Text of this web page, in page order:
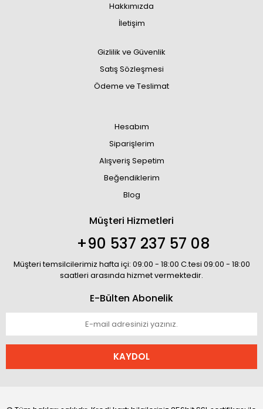
Hakkımızda
İletişim
Gizlilik ve Güvenlik
Satış Sözleşmesi
Ödeme ve Teslimat
Hesabım
Siparişlerim
Alışveriş Sepetim
Beğendiklerim
Blog
Müşteri Hizmetleri
+90 537 237 57 08
Müşteri temsilcilerimiz hafta içi: 09:00 - 18:00 C.tesi 09:00 - 18:00
saatleri arasında hizmet vermektedir.
E-Bülten Abonelik
KAYDOL